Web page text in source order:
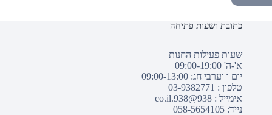
כתובת ושעות פתיחה
שעות פעילות החנות
א'-ה' 09:00-19:00
יום ו וערבי חג: 09:00-13:00
טלפון : 03-9382771
אימייל : 938@938.co.il
נייד: 058-5654105